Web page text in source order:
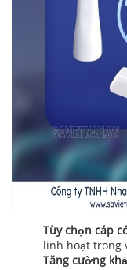
Tùy chọn cáp
linh hoạt trong
Tăng cường